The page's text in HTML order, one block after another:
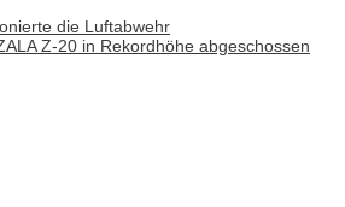
die Luftabwehr
Z-20 in Rekordhöhe abgeschossen